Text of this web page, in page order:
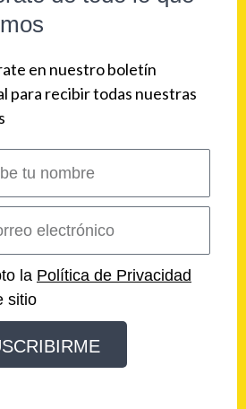
BEAT
CONTACTO
Beat Contenidos
la mejor experiencia en esta
todo", acepta el uso de TODAS
visita nuestra
en nuestro boletín
para recibir todas nuestras
la Política de Privacidad
sitio